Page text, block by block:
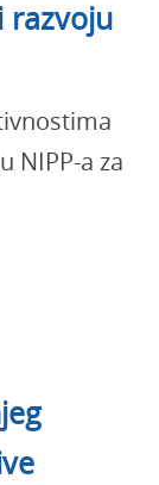
razvoju
NIPP-a za